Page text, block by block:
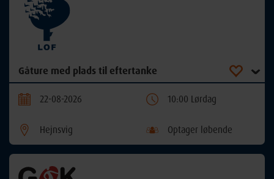
Gåture med plads til eftertanke
22-08-2026 10:00 Lørdag
Hejnsvig Optager løbende